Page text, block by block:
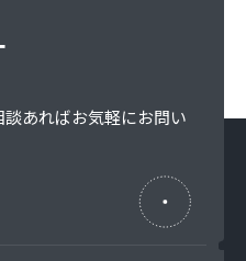
談あればお気軽にお問い